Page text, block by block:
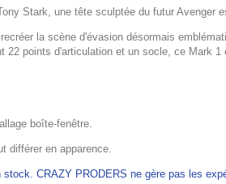
Stark, une tête sculptée du futur Avenger
la scène d'évasion désormais
points d'articulation et un socle, ce Mark
boîte-fenêtre.
différer en apparence.
CRAZY PRODERS ne gère pas les